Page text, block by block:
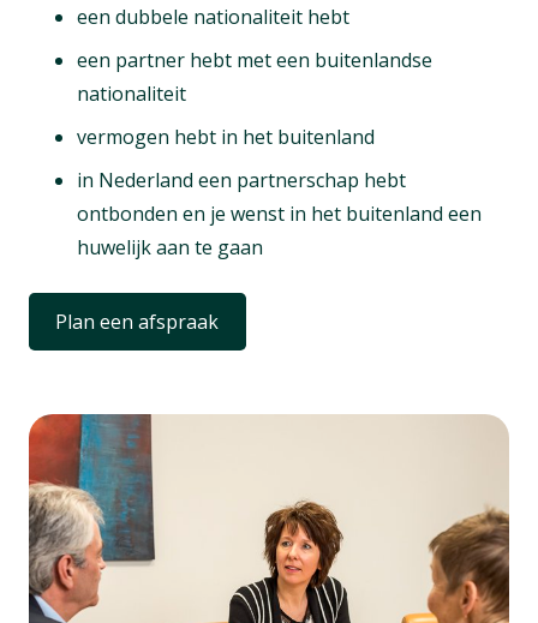
een dubbele nationaliteit hebt
een partner hebt met een buitenlandse
nationaliteit
vermogen hebt in het buitenland
in Nederland een partnerschap hebt
ontbonden en je wenst in het buitenland een
huwelijk aan te gaan
Plan een afspraak